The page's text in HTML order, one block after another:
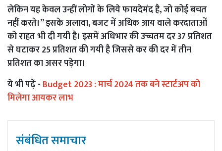
लेकिन यह केवल उन्हीं लोगों के लिये फायदेमंद है, जो कोई बचत
नहीं करते।’’ इसके अलावा, बजट में अधिक आय वाले करदाताओं
को राहत भी दी गयी है। इसमें अधिभार की उच्चतम दर 37 प्रतिशत
से घटाकर 25 प्रतिशत की गयी है जिससे कर की दर में तीन
प्रतिशत का असर पड़ेगा।
ये भी पढ़ें - Budget 2023 : मार्च 2024 तक बने स्टार्टअप को
मिलेगा आयकर लाभ
संबंधित समाचार